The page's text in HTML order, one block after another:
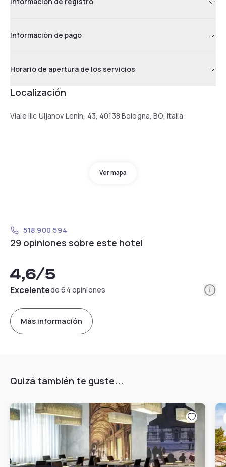
Información de pago
Horario de apertura de los servicios
Localización
Viale Ilic Uljanov Lenin, 43, 40138 Bologna, BO, Italia
Ver mapa
518 900 594
29 opiniones sobre este hotel
4,6/5
Excelentede 64 opiniones
Más información
Quizá también te guste...